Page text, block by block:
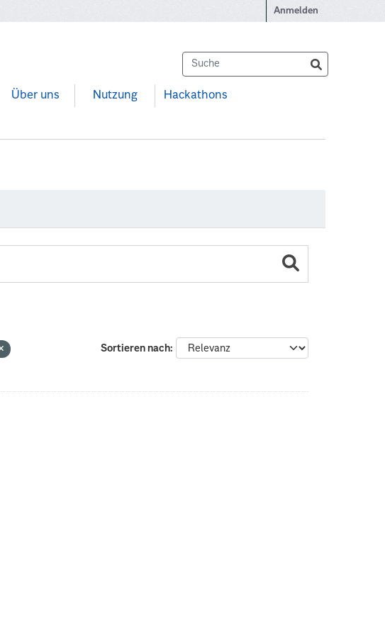
Anmelden
Über uns Nutzung Hackathons
Sortieren nach